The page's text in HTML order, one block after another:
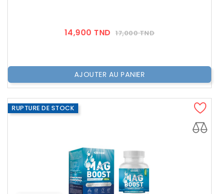
14,900 TND Prix
17,000 TNDPrix
AJOUTER AU PANIER
RUPTURE DE STOCK